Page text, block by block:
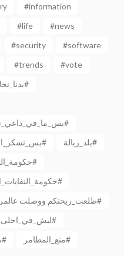
#information
#life
#news
#security
#software
#trends
#vote
بدنا_نحاسب#
بس_ما_في_داعي_نتحرك_البلد_ماشي_وعاجقة_عفسوح#
بس_نشكر_الله_من_عنا_التبولة_والحمص_بطحينة#
بلد_زبالة#
حكومة_التزوير_والفساد#
حكومة_النفايات_الوطنية#
طلعت_ريحتكم ووصلت عالمريخ#
ليش_في_احلى_من_خرا_لبنان#
من_اجل_لبنان_جديد# منع_المطامر#